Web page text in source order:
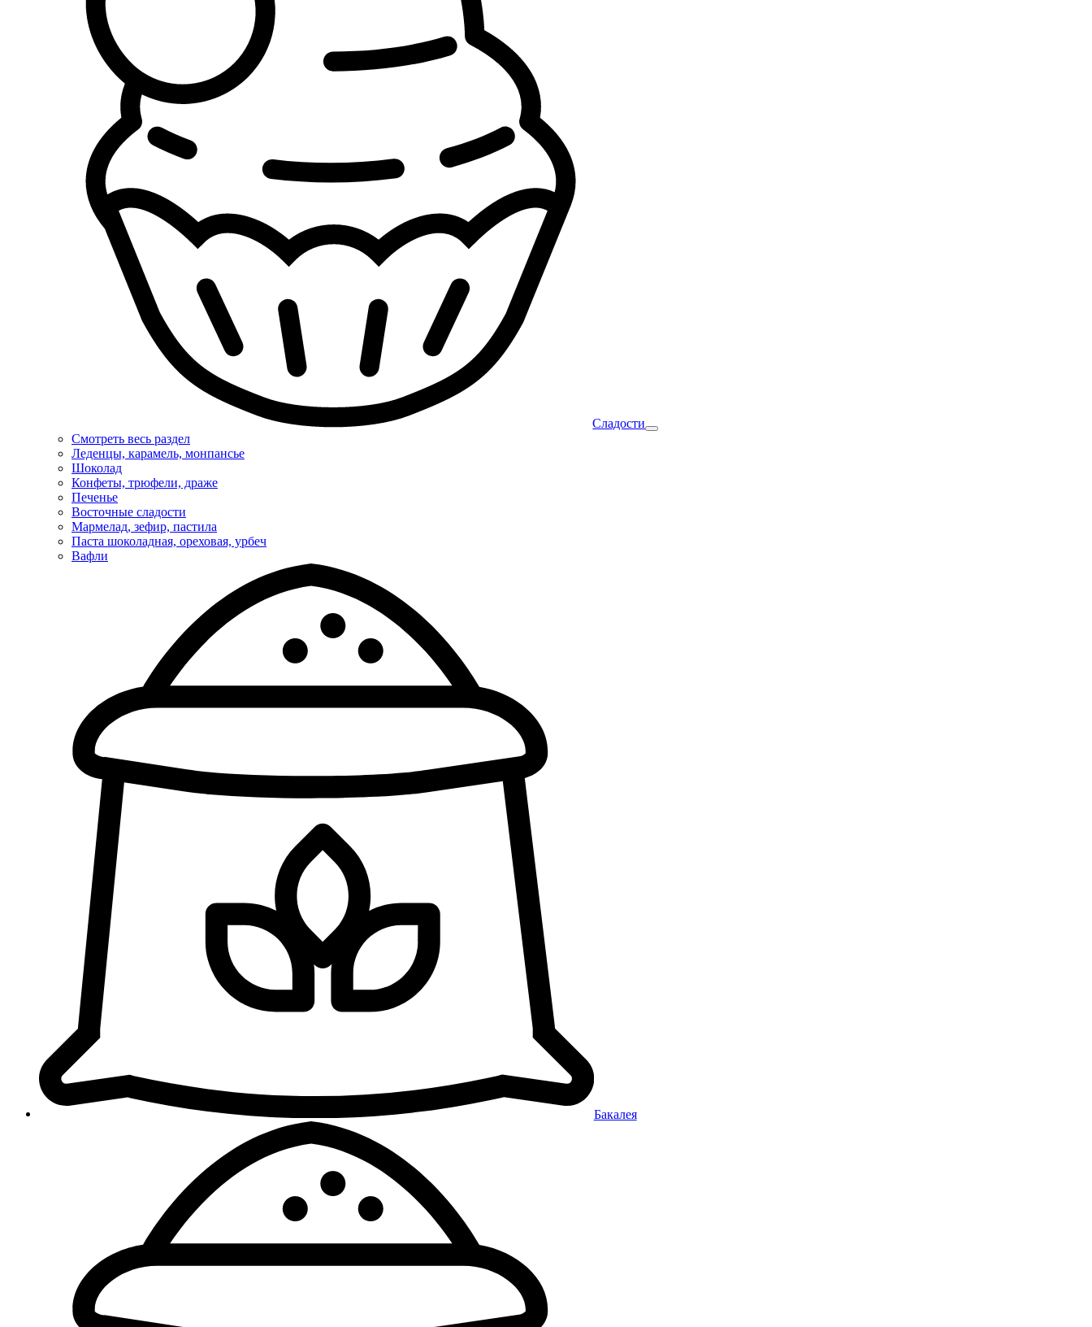
Сладости
Смотреть весь раздел
Леденцы, карамель, монпансье
Шоколад
Конфеты, трюфели, драже
Печенье
Восточные сладости
Мармелад, зефир, пастила
Паста шоколадная, ореховая, урбеч
Вафли
Бакалея